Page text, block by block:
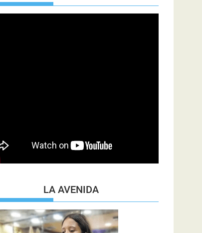
LA AVENIDA